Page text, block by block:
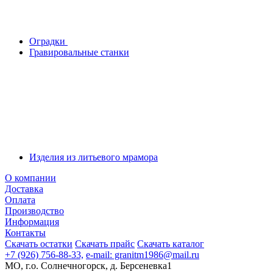
Оградки
Гравировальные станки
Изделия из литьевого мрамора
О компании
Доставка
Оплата
Производство
Информация
Контакты
Скачать остатки Скачать прайс Скачать каталог
+7 (926) 756-88-33, e-mail: granitm1986@mail.ru
МО, г.о. Солнечногорск, д. Берсеневка1